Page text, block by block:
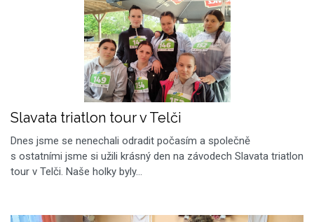
Slavata triatlon tour v Telči
Dnes jsme se nenechali odradit počasím a společně
s ostatními jsme si užili krásný den na závodech Slavata triatlon
tour v Telči. Naše holky byly…